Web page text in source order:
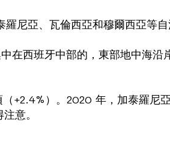
尼亞、瓦倫西亞和穆爾西亞等自
在西班牙中部的，東部地中海沿
+2.4%）。2020 年，加泰羅尼亞
意。